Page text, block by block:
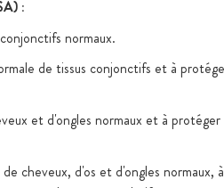
:
normaux.
de tissus conjonctifs et à
et d'ongles normaux et à
cheveux, d'os et d'ongles normaux,